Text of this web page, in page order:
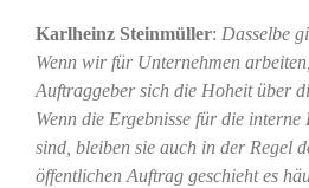
Karlheinz Steinmüller: Dasselbe
Wenn wir für Unternehmen
Auftraggeber sich die Hoheit über
Wenn die Ergebnisse für die
sind, bleiben sie auch in der Regel
öffentlichen Auftrag geschieht es